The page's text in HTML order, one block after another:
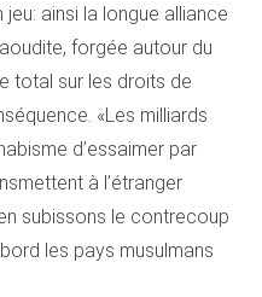
ainsi la longue alliance
forgée autour du
total sur les droits de
«Les milliards
d’essaimer par
à l’étranger
subissons le contrecoup
les pays musulmans